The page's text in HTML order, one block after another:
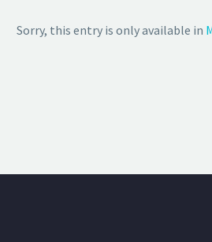
Sorry, this entry is only available in